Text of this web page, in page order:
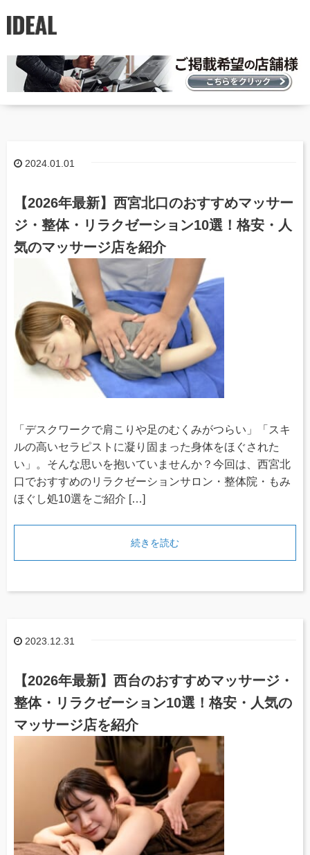
2024.01.01
【2026年最新】西宮北口のおすすめマッサー
ジ・整体・リラクゼーション10選！格安・人
気のマッサージ店を紹介
「デスクワークで肩こりや足のむくみがつらい」「スキ
ルの高いセラピストに凝り固まった身体をほぐされた
い」。そんな思いを抱いていませんか？今回は、西宮北
口でおすすめのリラクゼーションサロン・整体院・もみ
ほぐし処10選をご紹介 […]
続きを読む
2023.12.31
【2026年最新】西台のおすすめマッサージ・
整体・リラクゼーション10選！格安・人気の
マッサージ店を紹介